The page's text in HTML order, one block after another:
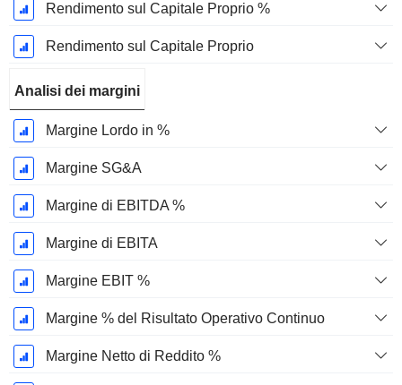
Rendimento sul Capitale Proprio %
Rendimento sul Capitale Proprio
Analisi dei margini
Margine Lordo in %
Margine SG&A
Margine di EBITDA %
Margine di EBITA
Margine EBIT %
Margine % del Risultato Operativo Continuo
Margine Netto di Reddito %